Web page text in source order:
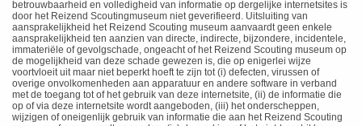
betrouwbaarheid en volledigheid van informatie op dergelijke internetsites is
door het Reizend Scoutingmuseum niet geverifieerd. Uitsluiting van
aansprakelijkheid het Reizend Scouting museum aanvaardt geen enkele
aansprakelijkheid ten aanzien van directe, indirecte, bijzondere, incidentele,
immateriële of gevolgschade, ongeacht of het Reizend Scouting museum op
de mogelijkheid van deze schade gewezen is, die op enigerlei wijze
voortvloeit uit maar niet beperkt hoeft te zijn tot (i) defecten, virussen of
overige onvolkomenheden aan apparatuur en andere software in verband
met de toegang tot of het gebruik van deze internetsite, (ii) de informatie die
op of via deze internetsite wordt aangeboden, (iii) het onderscheppen,
wijzigen of oneigenlijk gebruik van informatie die aan het Reizend Scouting